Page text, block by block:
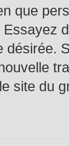
que
désirée.
site du